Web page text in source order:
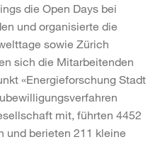
die Open Days bei
und organisierte die
sowie Zürich
sich die Mitarbeitenden
«Energieforschung Stadt
mit, führten 4452
und berieten 211 kleine